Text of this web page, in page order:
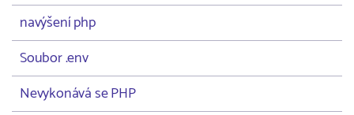
navýšení php
Soubor .env
Nevykonává se PHP